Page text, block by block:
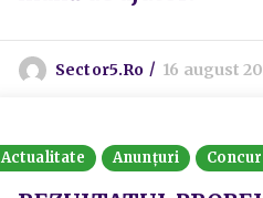
Sector5.ro 16 august
Actualitate Anunțuri